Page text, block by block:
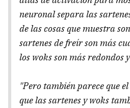
neuronal separa las
de las cosas que muestra
sartenes de freír son más
los woks son más redondos
"Pero también parece que
que las sartenes y woks